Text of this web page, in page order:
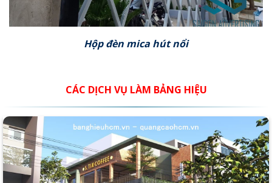
Hộp đèn mica hút nổi
CÁC DỊCH VỤ LÀM BẢNG HIỆU